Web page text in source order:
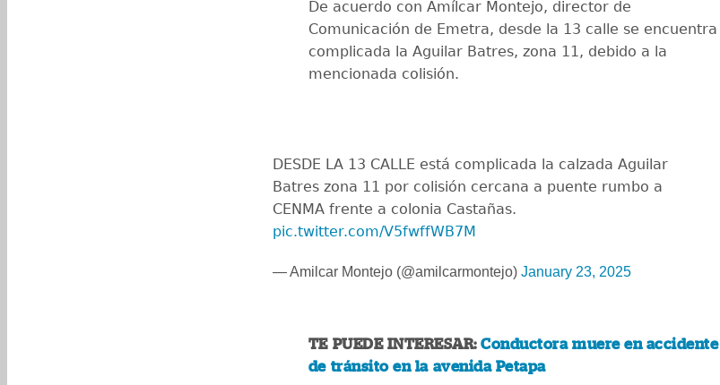
De acuerdo con Amílcar Montejo, director de
Comunicación de Emetra, desde la 13 calle se encuentra
complicada la Aguilar Batres, zona 11, debido a la
mencionada colisión.
DESDE LA 13 CALLE está complicada la calzada Aguilar
Batres zona 11 por colisión cercana a puente rumbo a
CENMA frente a colonia Castañas.
pic.twitter.com/V5fwffWB7M
— Amilcar Montejo (@amilcarmontejo) January 23, 2025
TE PUEDE INTERESAR:Conductora muere en accidente
de tránsito en la avenida Petapa